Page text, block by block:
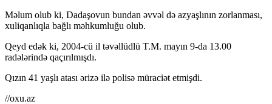
Məlum olub ki, Dadaşovun bundan əvvəl də azyaşlının zorlanması,
xuliqanlıqla bağlı məhkumluğu olub.
Qeyd edək ki, 2004-cü il təvəllüdlü T.M. mayın 9-da 13.00
radələrində qaçırılmışdı.
Qızın 41 yaşlı atası ərizə ilə polisə müraciət etmişdi.
//oxu.az